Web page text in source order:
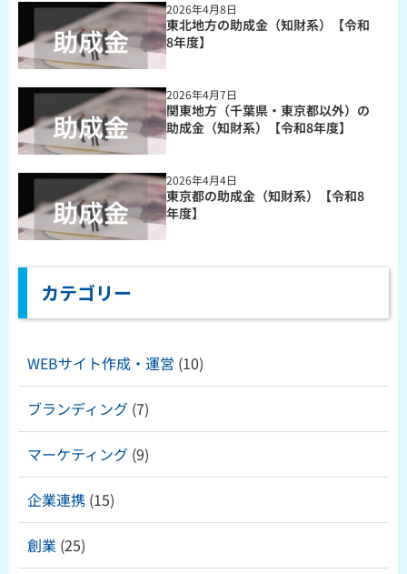
2026年4月8日
東北地方の助成金（知財系）【令和
8年度】
2026年4月7日
関東地方（千葉県・東京都以外）の
助成金（知財系）【令和8年度】
2026年4月4日
東京都の助成金（知財系）【令和8
年度】
カテゴリー
WEBサイト作成・運営 (10)
ブランディング (7)
マーケティング (9)
企業連携 (15)
創業 (25)